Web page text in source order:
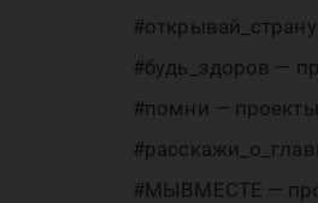
#будь_здоров —
#помни —
#МЫВМЕСТЕ —